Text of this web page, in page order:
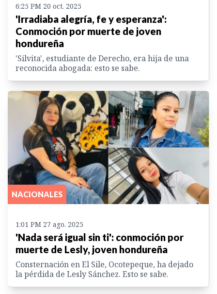
6:25 PM 20 oct. 2025
'Irradiaba alegría, fe y esperanza':
Conmoción por muerte de joven
hondureña
'Silvita', estudiante de Derecho, era hija de una
reconocida abogada: esto se sabe.
NACIONALES
1:01 PM 27 ago. 2025
'Nada será igual sin ti': conmoción por
muerte de Lesly, joven hondureña
Consternación en El Sile, Ocotepeque, ha dejado
la pérdida de Lesly Sánchez. Esto se sabe.